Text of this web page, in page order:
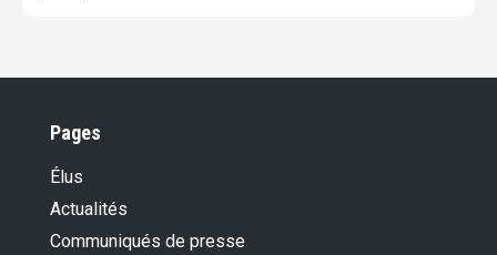
Pages
Élus
Actualités
Communiqués de presse